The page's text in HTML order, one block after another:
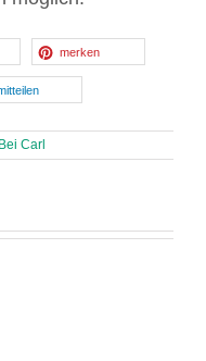
merken
Bei Carl